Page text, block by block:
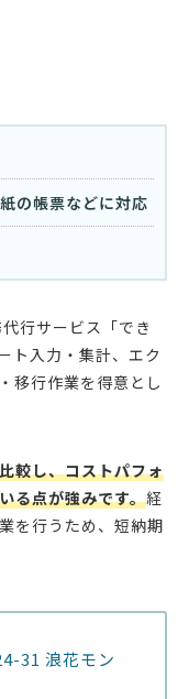
の帳票などに対応
行サービス「でき
ト入力・集計、エク
移行作業を得意とし
較し、コストパフォ
る点が強みです。経
を行うため、短納期
31 浪花モン